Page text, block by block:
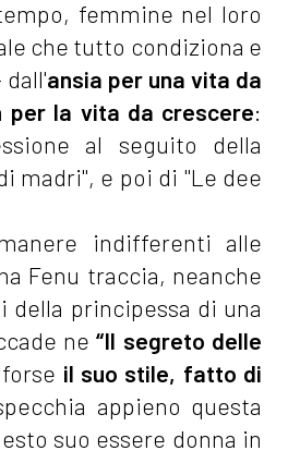
femmine nel loro
che tutto condiziona e
ansia per una vita da
per la vita da crescere:
al seguito della
madri", e poi di "Le dee
indifferenti alle
Fenu traccia, neanche
principessa di una
ne“Il segreto delle
forse il suo stile, fatto di
appieno questa
suo essere donna in